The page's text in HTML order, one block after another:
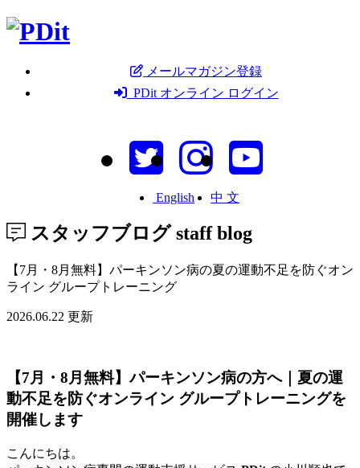
メールマガジン登録
PDit オンライン ログイン
English 中 文
スタッフブログ staff blog
【7月・8月無料】パーキンソン病の夏の運動不足を防ぐオン
ライン グループトレーニング
2026.06.22 更新
【7月・8月無料】パーキンソン病の方へ｜夏の運
動不足を防ぐオンライン グループトレーニングを
開催します
こんにちは。